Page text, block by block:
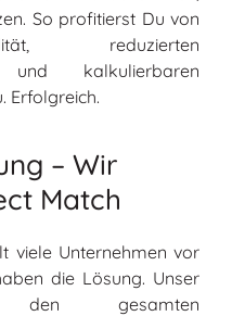
So profitierst Du von
reduzierten
und kalkulierbaren
Erfolgreich.
– Wir
Match
viele Unternehmen vor
die Lösung. Unser
den gesamten